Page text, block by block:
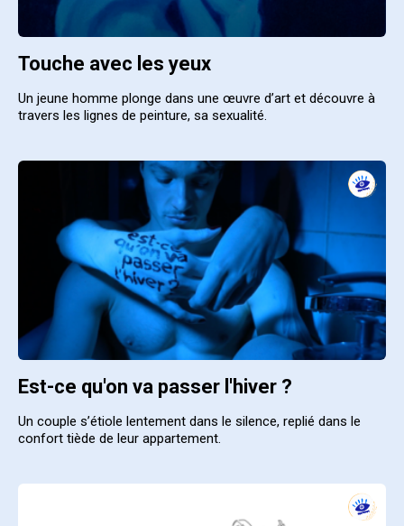
Touche avec les yeux
Un jeune homme plonge dans une œuvre d’art et découvre à
travers les lignes de peinture, sa sexualité.
Est-ce qu'on va passer l'hiver ?
Un couple s’étiole lentement dans le silence, replié dans le
confort tiède de leur appartement.